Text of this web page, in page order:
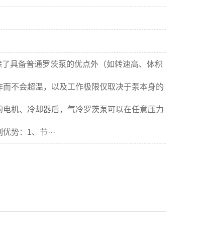
具备普通罗茨泵的优点外（如转速高、体积
不会超温，以及工作极限仅取决于泵本身的
机、冷却器后，气冷罗茨泵可以在任意压力
势：1、节···